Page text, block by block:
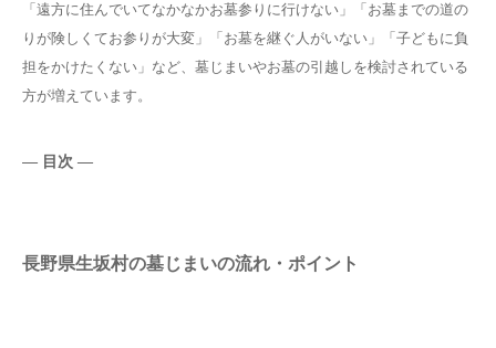
「遠方に住んでいてなかなかお墓参りに行けない」「お墓までの道の
りが険しくてお参りが大変」「お墓を継ぐ人がいない」「子どもに負
担をかけたくない」など、墓じまいやお墓の引越しを検討されている
方が増えています。
― 目次 ―
長野県生坂村の墓じまいの流れ・ポイント